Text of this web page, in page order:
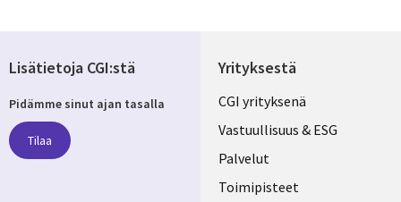
Yrityksestä
Useful
links
FINLAND
CGI yrityksenä
Vastuullisuus & ESG
Palvelut
Toimipisteet
Lisätietoja CGI:stä
Pidämme sinut ajan tasalla
Tilaa